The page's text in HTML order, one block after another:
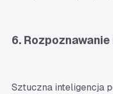
6.
Sztuczna inteligencja